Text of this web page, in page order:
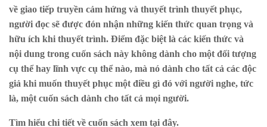
về giao tiếp truyền cảm hứng và thuyết trình thuyết phục,
người đọc sẽ được đón nhận những kiến thức quan trọng và
hữu ích khi thuyết trình. Điểm đặc biệt là các kiến thức và
nội dung trong cuốn sách này không dành cho một đối tượng
cụ thể hay lĩnh vực cụ thể nào, mà nó dành cho tất cả các độc
giả khi muốn thuyết phục một điều gì đó với người nghe, tức
là, một cuốn sách dành cho tất cả mọi người.
Tìm hiểu chi tiết về cuốn sách xem tại đây.